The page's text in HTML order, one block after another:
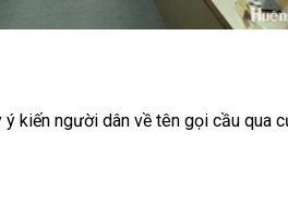
kiến người dân về tên gọi cầu qua